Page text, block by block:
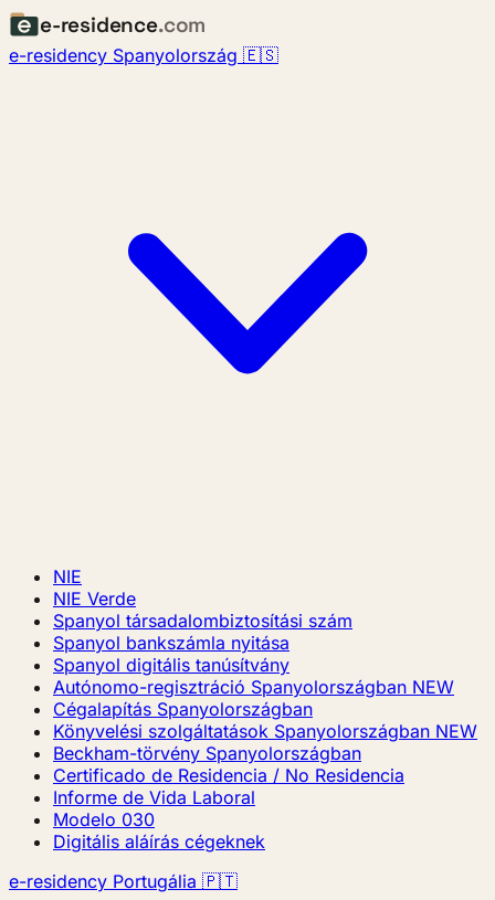
e-residence.com
e-residency Spanyolország 🇪🇸
NIE
NIE Verde
Spanyol társadalombiztosítási szám
Spanyol bankszámla nyitása
Spanyol digitális tanúsítvány
Autónomo-regisztráció Spanyolországban NEW
Cégalapítás Spanyolországban
Könyvelési szolgáltatások Spanyolországban NEW
Beckham-törvény Spanyolországban
Certificado de Residencia / No Residencia
Informe de Vida Laboral
Modelo 030
Digitális aláírás cégeknek
e-residency Portugália 🇵🇹